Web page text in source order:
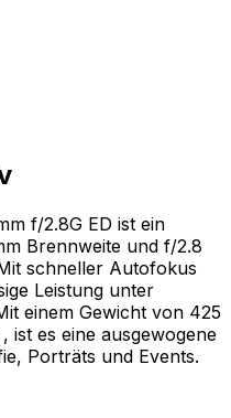
f/2.8G ED ist ein
Brennweite und f/2.8
schneller Autofokus
Leistung unter
einem Gewicht von 425
ist es eine ausgewogene
Porträts und Events.